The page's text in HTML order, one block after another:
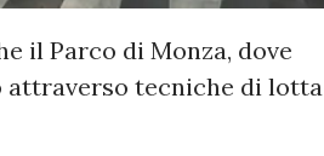
il Parco di Monza, dove
tecniche di lotta